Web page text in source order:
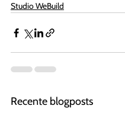
Studio WeBuild
Recente blogposts